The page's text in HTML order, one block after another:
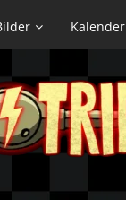
Kalender